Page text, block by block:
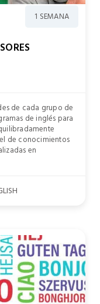
1 SEMANA
de cada grupo de
de inglés para
de conocimientos
en